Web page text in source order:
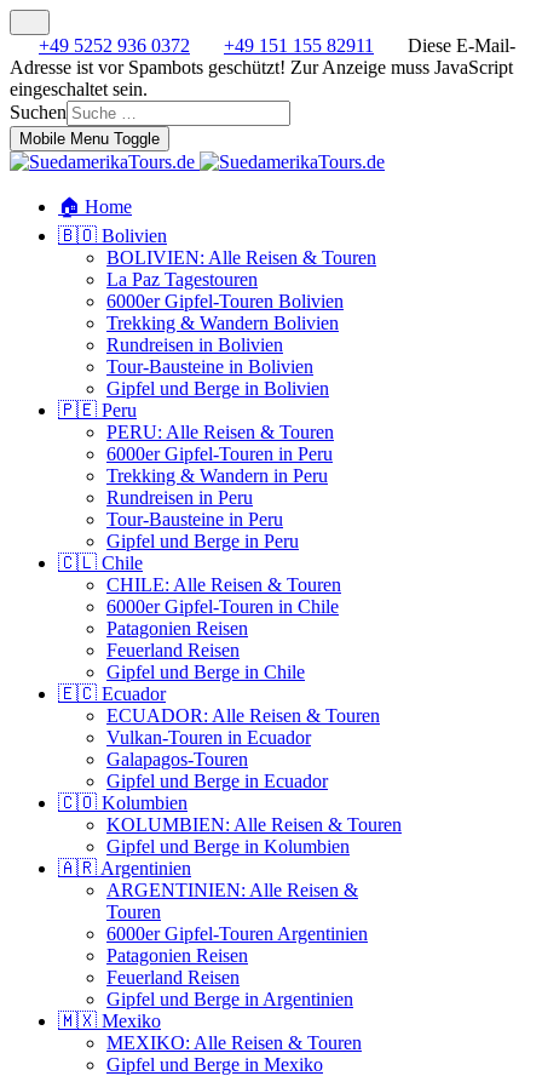
+49 5252 936 0372 +49 151 155 82911
Diese E-Mail-
Adresse ist vor Spambots geschützt! Zur Anzeige muss JavaScript
eingeschaltet sein.
Suchen
Mobile Menu Toggle
🏠 Home
🇧🇴 Bolivien
BOLIVIEN: Alle Reisen & Touren
La Paz Tagestouren
6000er Gipfel-Touren Bolivien
Trekking & Wandern Bolivien
Rundreisen in Bolivien
Tour-Bausteine in Bolivien
Gipfel und Berge in Bolivien
🇵🇪 Peru
PERU: Alle Reisen & Touren
6000er Gipfel-Touren in Peru
Trekking & Wandern in Peru
Rundreisen in Peru
Tour-Bausteine in Peru
Gipfel und Berge in Peru
🇨🇱 Chile
CHILE: Alle Reisen & Touren
6000er Gipfel-Touren in Chile
Patagonien Reisen
Feuerland Reisen
Gipfel und Berge in Chile
🇪🇨 Ecuador
ECUADOR: Alle Reisen & Touren
Vulkan-Touren in Ecuador
Galapagos-Touren
Gipfel und Berge in Ecuador
🇨🇴 Kolumbien
KOLUMBIEN: Alle Reisen & Touren
Gipfel und Berge in Kolumbien
🇦🇷 Argentinien
ARGENTINIEN: Alle Reisen &
Touren
6000er Gipfel-Touren Argentinien
Patagonien Reisen
Feuerland Reisen
Gipfel und Berge in Argentinien
🇲🇽 Mexiko
MEXIKO: Alle Reisen & Touren
Gipfel und Berge in Mexiko